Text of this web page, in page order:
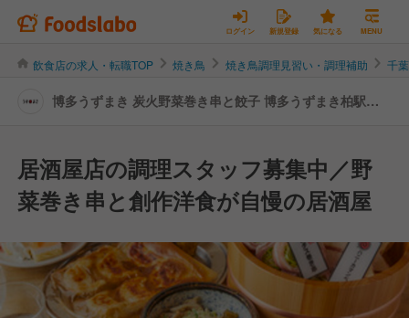
ログイン 新規登録 気になる MENU
飲食店の求人・転職TOP 焼き鳥 焼き鳥調理見習い・調理補助 千
博多うずまき 炭火野菜巻き串と餃子 博多うずまき柏駅前
居酒屋店の調理スタッフ募集中／野
菜巻き串と創作洋食が自慢の居酒屋